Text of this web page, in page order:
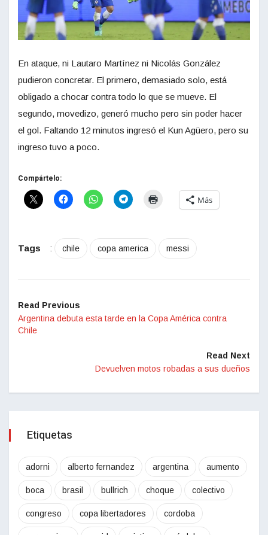
En ataque, ni Lautaro Martínez ni Nicolás González
pudieron concretar. El primero, demasiado solo, está
obligado a chocar contra todo lo que se mueve. El
segundo, movedizo, generó mucho pero sin poder hacer
el gol. Faltando 12 minutos ingresó el Kun Agüero, pero su
ingreso tuvo a poco.
Compártelo:
Más
Tags : chile copa america messi
Read Previous
Argentina debuta esta tarde en la Copa América contra
Chile
Read Next
Devuelven motos robadas a sus dueños
Etiquetas
adorni alberto fernandez argentina aumento
boca brasil bullrich choque colectivo
congreso copa libertadores cordoba